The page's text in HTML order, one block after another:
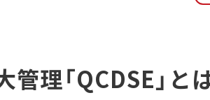
施工管理におけるSafetyとは
管理「QCDSE」と